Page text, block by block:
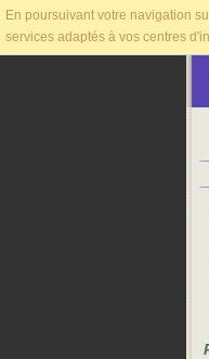
En poursuivant votre navigation
services adaptés à vos centres